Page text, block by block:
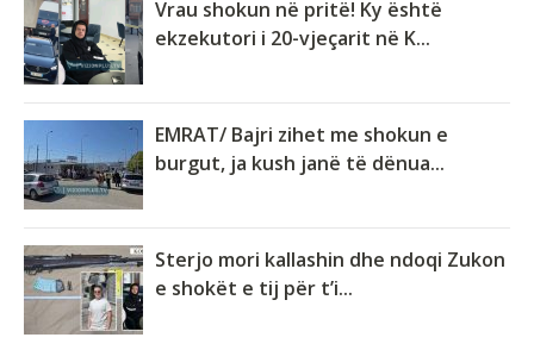
Vrau shokun në pritë! Ky është
ekzekutori i 20-vjeçarit në K...
EMRAT/ Bajri zihet me shokun e
burgut, ja kush janë të dënua...
Sterjo mori kallashin dhe ndoqi Zukon
e shokët e tij për t’i...